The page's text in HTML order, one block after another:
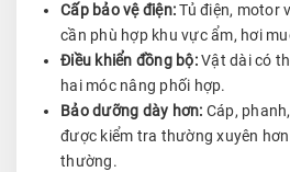
Cấp bảo vệ điện:Tủ điện, motor
cần phù hợp khu vực ẩm, hơi
Điều khiển đồng bộ:Vật dài có
hai móc nâng phối hợp.
Bảo dưỡng dày hơn: Cáp,
được kiểm tra thường xuyên
thường.